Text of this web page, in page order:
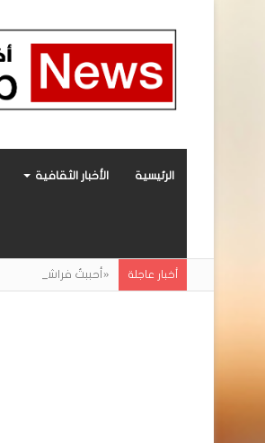
الرئيسية الأخبار الثقافية
أخبار عاجلة «أحببتُ فراشة»..